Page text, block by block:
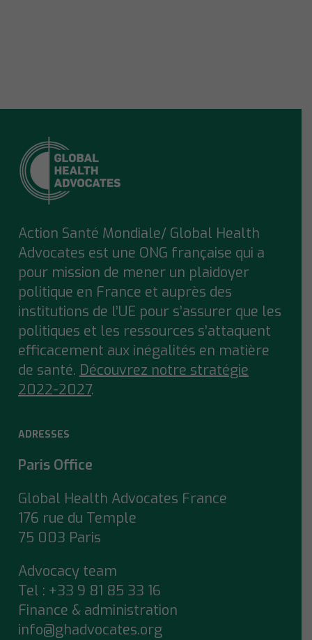
Action Santé Mondiale/ Global Health
Advocates est une ONG française qui a
pour mission de mener un plaidoyer
politique en France et auprès des
institutions de l’UE pour s’assurer que les
politiques et les ressources s’attaquent
efficacement aux inégalités en matière
de santé. Découvrez notre stratégie
2022-2027.
ADRESSES
Paris Office
Global Health Advocates France
176 rue du Temple
75 003 Paris
Advocacy team
Tel : +33 9 81 85 33 16
Finance & administration
info@ghadvocates.org